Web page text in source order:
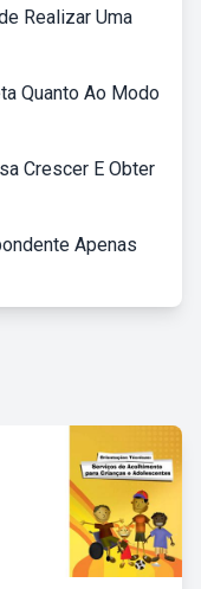
Realizar Uma
Quanto Ao Modo
Crescer E Obter
Apenas